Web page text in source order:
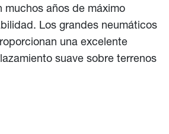
muchos años de máximo
Los grandes neumáticos
una excelente
suave sobre terrenos